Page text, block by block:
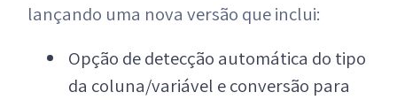
lançando uma nova versão que inclui:
Opção de detecção automática do tipo
da coluna/variável e conversão para